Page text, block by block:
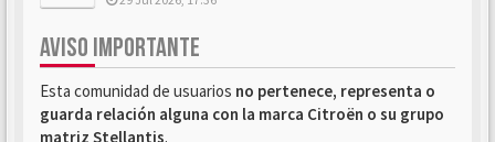
AVISO IMPORTANTE
Esta comunidad de usuarios no pertenece, representa o
guarda relación alguna con la marca Citroën o su grupo
matriz Stellantis.